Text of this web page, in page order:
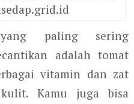
paling sering
adalah tomat
vitamin dan zat
Kamu juga bisa